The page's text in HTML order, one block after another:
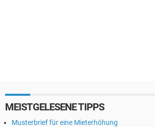
MEISTGELESENE TIPPS
Musterbrief für eine Mieterhöhung